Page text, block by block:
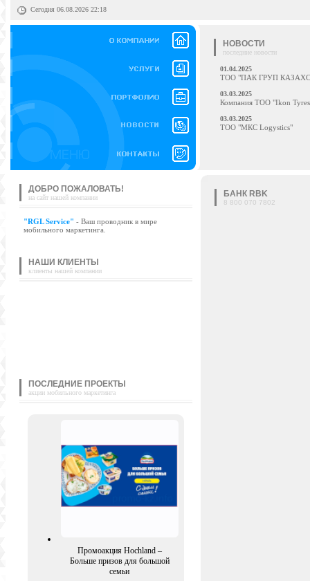
Сегодня 06.08.2026 22:18
НОВОСТИ
последние новости
01.04.2025
ТОО "ПАК ГРУП
03.03.2025
Компания ТОО "Ikon Tyres
03.03.2025
ТОО "МКС Logystics"
ДОБРО ПОЖАЛОВАТЬ!
на сайт нашей компании
"RGL Service" - Ваш проводник в мире
мобильного маркетинга.
НАШИ КЛИЕНТЫ
клиенты нашей компании
ПОСЛЕДНИЕ ПРОЕКТЫ
акции мобильного маркетинга
Промоакция Hochland –
Больше призов для большой
семьи
БАНК RBK
8 800 070 7802